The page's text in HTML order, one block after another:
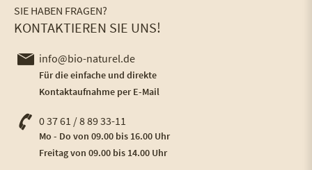
SIE HABEN FRAGEN?
KONTAKTIEREN SIE UNS!
info@bio-naturel.de
Für die einfache und direkte
Kontaktaufnahme per E-Mail
0 37 61 / 8 89 33-11
Mo - Do von 09.00 bis 16.00 Uhr
Freitag von 09.00 bis 14.00 Uhr